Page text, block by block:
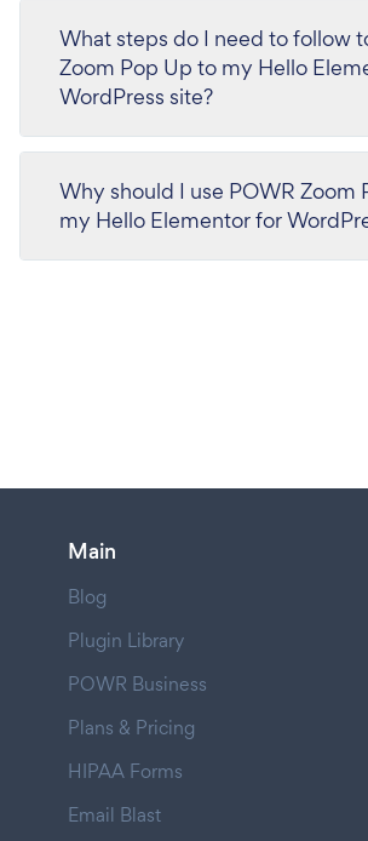
What steps do I need to follow
Zoom Pop Up to my Hello
WordPress site?
Why should I use POWR Zoom
my Hello Elementor for
Main
Blog
Plugin Library
POWR Business
Plans & Pricing
HIPAA Forms
Email Blast